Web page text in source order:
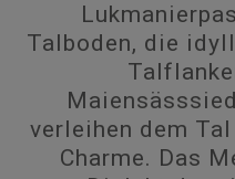
Talboden, die
verleihen dem
Charme. Das